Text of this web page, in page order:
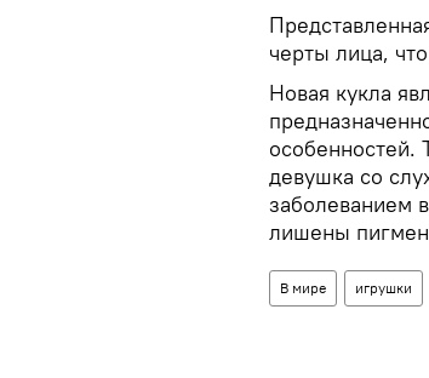
черты лица,
Новая кукла
особенностей.
девушка со
заболеванием
лишены
В мире игрушки